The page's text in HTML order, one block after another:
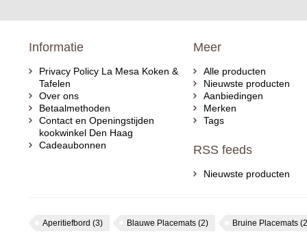
Informatie
Privacy Policy La Mesa Koken &
Tafelen
Over ons
Betaalmethoden
Contact en Openingstijden
kookwinkel Den Haag
Cadeaubonnen
Meer
Alle producten
Nieuwste producten
Aanbiedingen
Merken
Tags
RSS feeds
Nieuwste producten
Aperitiefbord (3) Blauwe Placemats (2) Bruine Placemats